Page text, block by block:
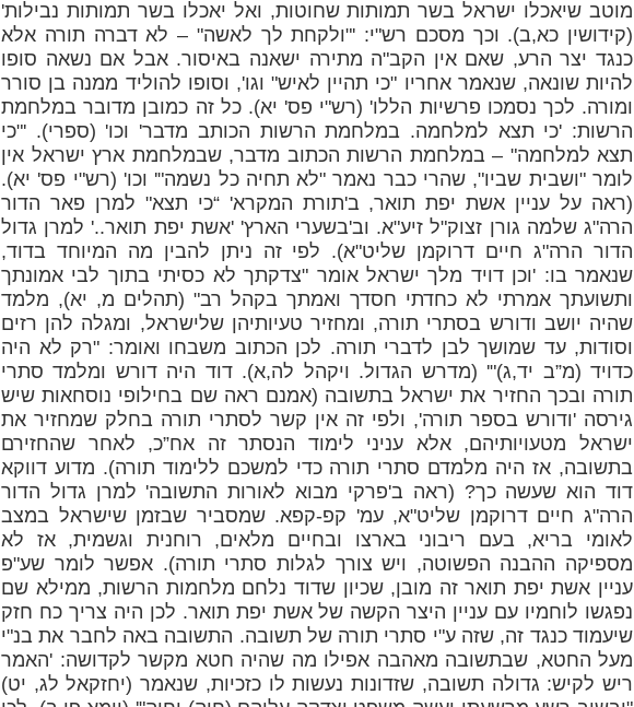
מוטב שיאכלו ישראל בשר תמותות שחוטות, ואל יאכלו בשר תמותות נבילות'
(קידושין כא,ב). וכך מסכם רש"י: '"ולקחת לך לאשה" – לא דברה תורה אלא
כנגד יצר הרע, שאם אין הקב"ה מתירה ישאנה באיסור. אבל אם נשאה סופו
להיות שונאה, שנאמר אחריו "כי תהיין לאיש" וגו', וסופו להוליד ממנה בן סורר
ומורה. לכך נסמכו פרשיות הללו' (רש"י פס' יא). כל זה כמובן מדובר במלחמת
הרשות: 'כי תצא למלחמה. במלחמת הרשות הכותב מדבר' וכו' (ספרי). '"כי
תצא למלחמה" – במלחמת הרשות הכתוב מדבר, שבמלחמת ארץ ישראל אין
לומר "ושבית שביו", שהרי כבר נאמר "לא תחיה כל נשמה"' וכו' (רש"י פס' יא).
(ראה על עניין אשת יפת תואר, ב'תורת המקרא' “כי תצא" למרן פאר הדור
הרה"ג שלמה גורן זצוק"ל זיע"א. וב'בשערי הארץ' 'אשת יפת תואר..' למרן גדול
הדור הרה"ג חיים דרוקמן שליט"א). לפי זה ניתן להבין מה המיוחד בדוד,
שנאמר בו: 'וכן דויד מלך ישראל אומר "צדקתך לא כסיתי בתוך לבי אמונתך
ותשועתך אמרתי לא כחדתי חסדך ואמתך בקהל רב" (תהלים מ, יא), מלמד
שהיה יושב ודורש בסתרי תורה, ומחזיר טעיותיהן שלישראל, ומגלה להן רזים
וסודות, עד שמושך לבן לדברי תורה. לכן הכתוב משבחו ואומר: "רק לא היה
כדויד (מ”ב יד,ג)"' (מדרש הגדול. ויקהל לה,א). דוד היה דורש ומלמד סתרי
תורה ובכך החזיר את ישראל בתשובה (אמנם ראה שם בחילופי נוסחאות שיש
גירסה 'ודורש בספר תורה', ולפי זה אין קשר לסתרי תורה בחלק שמחזיר את
ישראל מטעויותיהם, אלא עניני לימוד הנסתר זה אח”כ, לאחר שהחזירם
בתשובה, אז היה מלמדם סתרי תורה כדי למשכם ללימוד תורה). מדוע דווקא
דוד הוא שעשה כך? (ראה ב'פרקי מבוא לאורות התשובה' למרן גדול הדור
הרה"ג חיים דרוקמן שליט"א, עמ' קפ-קפא. שמסביר שבזמן שישראל במצב
לאומי בריא, בעם ריבוני בארצו ובחיים מלאים, רוחנית וגשמית, אז לא
מספיקה ההבנה הפשוטה, ויש צורך לגלות סתרי תורה). אפשר לומר שע"פ
עניין אשת יפת תואר זה מובן, שכיון שדוד נלחם מלחמות הרשות, ממילא שם
נפגשו לוחמיו עם עניין היצר הקשה של אשת יפת תואר. לכן היה צריך כח חזק
שיעמוד כנגד זה, שזה ע"י סתרי תורה של תשובה. התשובה באה לחבר את בנ"י
מעל החטא, שבתשובה מאהבה אפילו מה שהיה חטא מקשר לקדושה: 'האמר
ריש לקיש: גדולה תשובה, שזדונות נעשות לו כזכיות, שנאמר (יחזקאל לג, יט)